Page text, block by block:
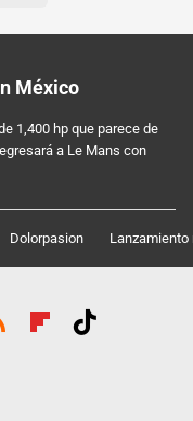
México
1,400 hp que parece de
a Le Mans con
Dolorpasion Lanzamiento